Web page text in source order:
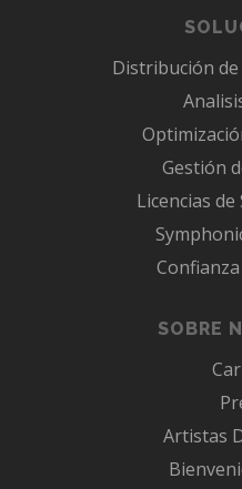
Distribución
Gestión
Licencias
SOBRE
Artistas